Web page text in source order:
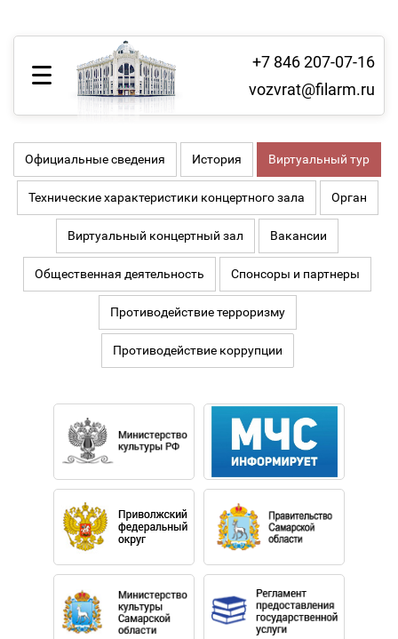
+7 846 207-07-16
vozvrat@filarm.ru
Официальные сведения История Виртуальный тур
Технические характеристики концертного зала Орган
Виртуальный концертный зал Вакансии
Общественная деятельность Спонсоры и партнеры
Противодействие терроризму
Противодействие коррупции